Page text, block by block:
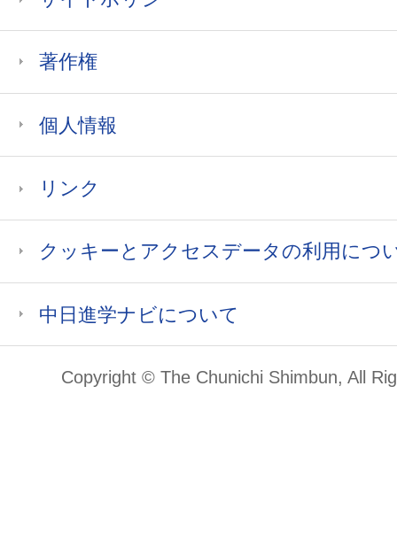
著作権
個人情報
リンク
クッキーとアクセスデータの利用につ
中日進学ナビについて
Copyright © The Chunichi Shimbun, All